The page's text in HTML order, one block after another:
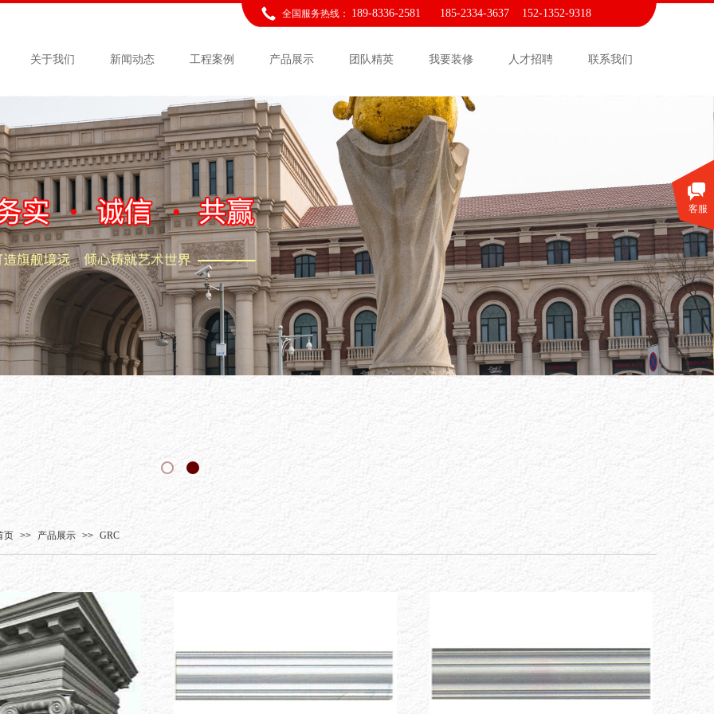
关于我们 新闻动态 工程案例 产品展示 团队精英 我要装修 人才招聘 联系我们
全国服务热线： 189-8336-2581 185-2334-3637 152-1352-9318
页 >> 产品展示 >> GRC
客服